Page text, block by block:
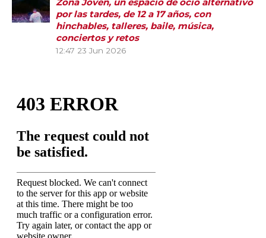
por las tardes, de 12 a 17 años, con
hinchables, talleres, baile, música,
conciertos y retos
12:47 23 Jun 2026